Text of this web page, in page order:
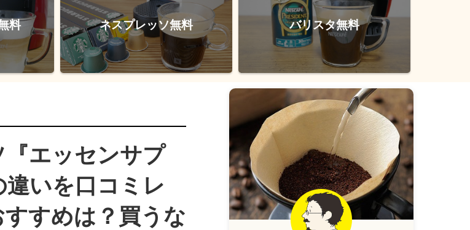
料 ネスプレッソ無料 バリスタ無料
『エッセンサプ
いを口コミレ
すめは？買うな